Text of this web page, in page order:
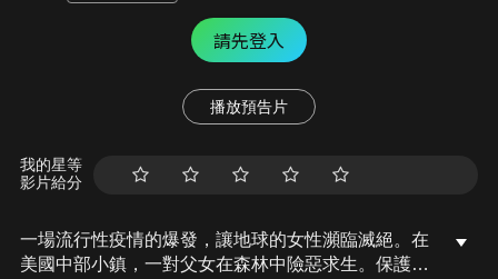
請先登入
播放預告片
我的星等
影片給分
一場流行性疫情的爆發，讓地球的女性瀕臨滅絕。在
美國中部小鎮，一對父女在森林中險惡求生。保護11